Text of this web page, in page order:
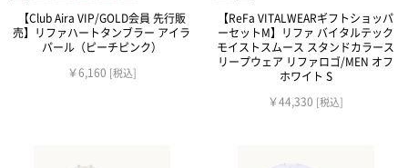
【Club Aira VIP/GOLD会員 先行販
売】リファハートタンブラー アイラ
パール（ピーチピンク）
￥6,160 [税込]
【ReFa VITALWEARギフトショッパ
ーセットM】リファ バイタルテック
モイストスムース スタンドカラース
リープウェア リファロゴ/MEN オフ
ホワイト S
￥44,330 [税込]